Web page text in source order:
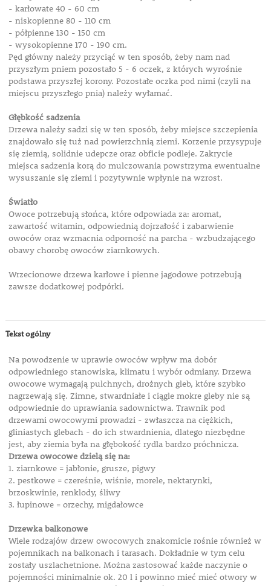
- karłowate 40 - 60 cm
- niskopienne 80 - 110 cm
- półpienne 130 - 150 cm
- wysokopienne 170 - 190 cm.
Pęd główny należy przyciąć w ten sposób, żeby nam nad
przyszłym pniem pozostało 5 - 6 oczek, z których wyrośnie
podstawa przyszłej korony. Pozostałe oczka pod nimi (czyli na
miejscu przyszłego pnia) należy wyłamać.
Głębkość sadzenia
Drzewa należy sadzi się w ten sposób, żeby miejsce szczepienia
znajdowało się tuż nad powierzchnią ziemi. Korzenie przysypuje
się ziemią, solidnie udepcze oraz obficie podleje. Zakrycie
miejsca sadzenia korą do mulczowania powstrzyma ewentualne
wysuszanie się ziemi i pozytywnie wpłynie na wzrost.
Światło
Owoce potrzebują słońca, które odpowiada za: aromat,
zawartość witamin, odpowiednią dojrzałość i zabarwienie
owoców oraz wzmacnia odporność na parcha - wzbudzającego
obawy chorobę owoców ziarnkowych.
Wrzecionowe drzewa karłowe i pienne jagodowe potrzebują
zawsze dodatkowej podpórki.
Tekst ogólny
Na powodzenie w uprawie owoców wpływ ma dobór
odpowiedniego stanowiska, klimatu i wybór odmiany. Drzewa
owocowe wymagają pulchnych, drożnych gleb, które szybko
nagrzewają się. Zimne, stwardniałe i ciągle mokre gleby nie są
odpowiednie do uprawiania sadownictwa. Trawnik pod
drzewami owocowymi prowadzi - zwłaszcza na ciężkich,
gliniastych glebach - do ich stwardnienia, dlatego niezbędne
jest, aby ziemia była na głębokość rydla bardzo próchnicza.
Drzewa owocowe dzielą się na:
1. ziarnkowe = jabłonie, grusze, pigwy
2. pestkowe = czereśnie, wiśnie, morele, nektarynki,
brzoskwinie, renklody, śliwy
3. łupinowe = orzechy, migdałowce
Drzewka balkonowe
Wiele rodzajów drzew owocowych znakomicie rośnie również w
pojemnikach na balkonach i tarasach. Dokładnie w tym celu
zostały uszlachetnione. Można zastosować każde naczynie o
pojemności minimalnie ok. 20 l i powinno mieć mieć otwory w